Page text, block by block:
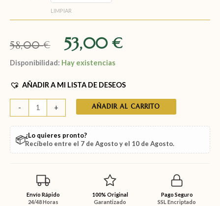
LIMPIAR
58,00€ 53,00€
Disponibilidad: Hay existencias
AÑADIR A MI LISTA DE DESEOS
- + AÑADIR AL CARRITO
📦¿Lo quieres pronto?
Recíbelo entre el 7 de Agostoy el 10 de Agosto.
Envío Rápido
24/48 Horas
100% Original
Garantizado
Pago Seguro
SSL Encriptado